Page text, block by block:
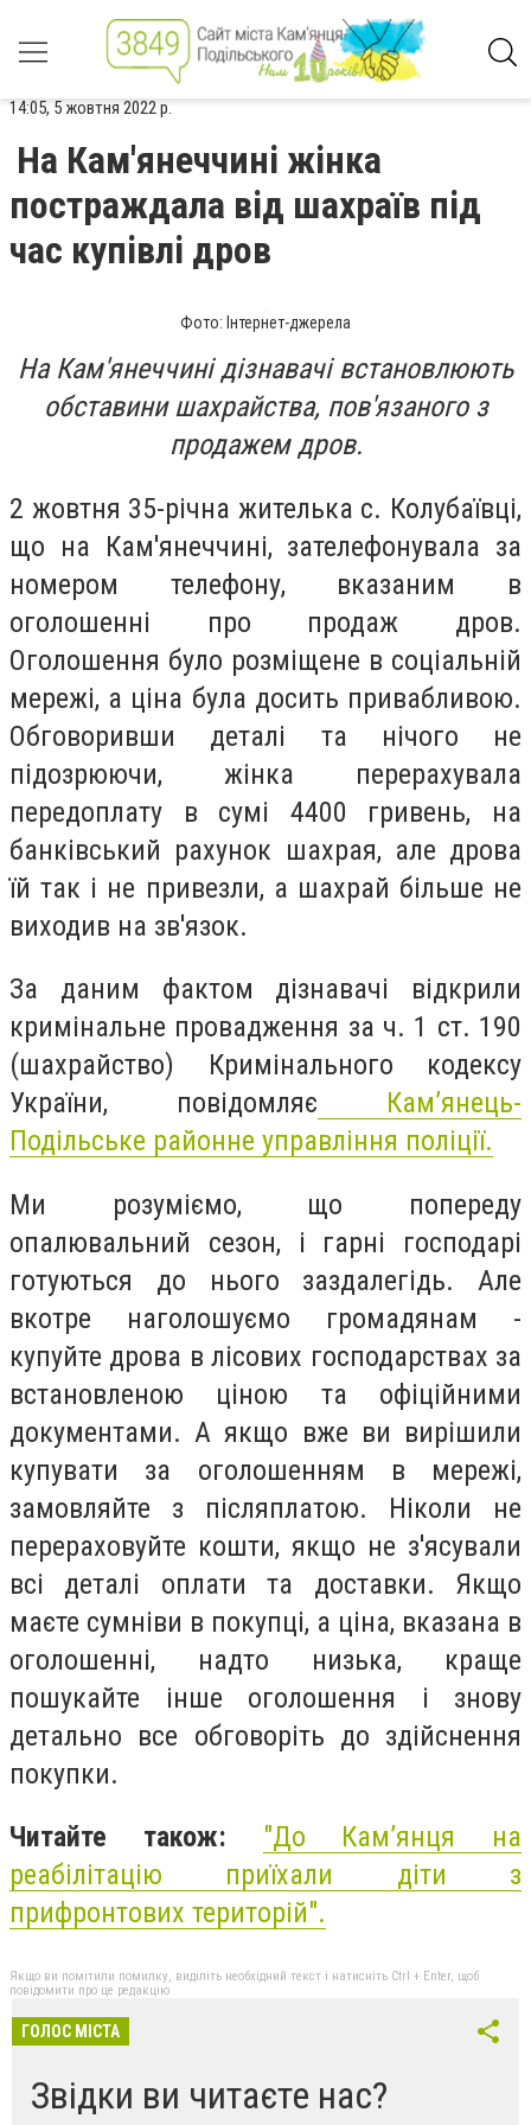
14:05, 5 жовтня 2022 р.
На Кам'янеччині жінка
постраждала від шахраїв під
час купівлі дров
Фото: Інтернет-джерела
На Кам'янеччині дізнавачі встановлюють
обставини шахрайства, пов'язаного з
продажем дров.
2 жовтня 35-річна жителька с. Колубаївці,
що на Кам'янеччині, зателефонувала за
номером телефону, вказаним в
оголошенні про продаж дров.
Оголошення було розміщене в соціальній
мережі, а ціна була досить привабливою.
Обговоривши деталі та нічого не
підозрюючи, жінка перерахувала
передоплату в сумі 4400 гривень, на
банківський рахунок шахрая, але дрова
їй так і не привезли, а шахрай більше не
виходив на зв'язок.
За даним фактом дізнавачі відкрили
кримінальне провадження за ч. 1 ст. 190
(шахрайство) Кримінального кодексу
України, повідомляє Кам’янець-
Подільське районне управління поліції.
Ми розуміємо, що попереду
опалювальний сезон, і гарні господарі
готуються до нього заздалегідь. Але
вкотре наголошуємо громадянам -
купуйте дрова в лісових господарствах за
встановленою ціною та офіційними
документами. А якщо вже ви вирішили
купувати за оголошенням в мережі,
замовляйте з післяплатою. Ніколи не
перераховуйте кошти, якщо не з'ясували
всі деталі оплати та доставки. Якщо
маєте сумніви в покупці, а ціна, вказана в
оголошенні, надто низька, краще
пошукайте інше оголошення і знову
детально все обговоріть до здійснення
покупки.
Читайте також: "До Кам’янця на
реабілітацію приїхали діти з
прифронтових територій".
Якщо ви помітили помилку, виділіть необхідний текст і натисніть Ctrl + Enter, щоб
повідомити про це редакцію
ГОЛОС МІСТА
Звідки ви читаєте нас?